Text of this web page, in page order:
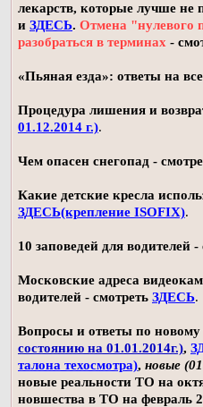
лекарств, которые лучше не
и ЗДЕСЬ. Отмена "нулевого
разобраться в терминах -
«Пьяная езда»: ответы на
Процедура лишения и
01.12.2014 г.).
Чем опасен снегопад -
Какие детские кресла
ЗДЕСЬ(крепление ISOFIX).
10 заповедей для водителей -
Московские адреса
водителей - смотреть ЗДЕСЬ.
Вопросы и ответы по новому
состоянию на 01.01.2014г.),
талона техосмотра), новые
новые реальности ТО на
новшества в ТО на февраль